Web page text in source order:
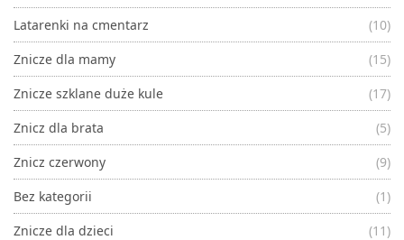
Latarenki na cmentarz
(10)
Znicze dla mamy
(15)
Znicze szklane duże kule
(17)
Znicz dla brata
(5)
Znicz czerwony
(9)
Bez kategorii
(1)
Znicze dla dzieci
(11)